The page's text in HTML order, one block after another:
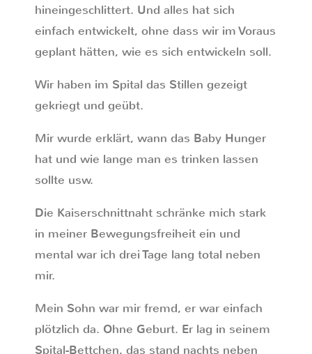
hineingeschlittert. Und alles hat sich
einfach entwickelt, ohne dass wir im Voraus
geplant hätten, wie es sich entwickeln soll.
Wir haben im Spital das Stillen gezeigt
gekriegt und geübt.
Mir wurde erklärt, wann das Baby Hunger
hat und wie lange man es trinken lassen
sollte usw.
Die Kaiserschnittnaht schränke mich stark
in meiner Bewegungsfreiheit ein und
mental war ich drei Tage lang total neben
mir.
Mein Sohn war mir fremd, er war einfach
plötzlich da. Ohne Geburt. Er lag in seinem
Spital-Bettchen, das stand nachts neben